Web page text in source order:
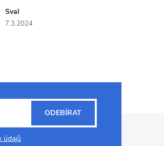
Sval
7.3.2024
údajů
ODEBÍRAT